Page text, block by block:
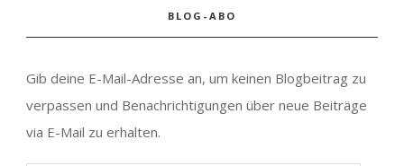
BLOG-ABO
Gib deine E-Mail-Adresse an, um keinen Blogbeitrag zu
verpassen und Benachrichtigungen über neue Beiträge
via E-Mail zu erhalten.